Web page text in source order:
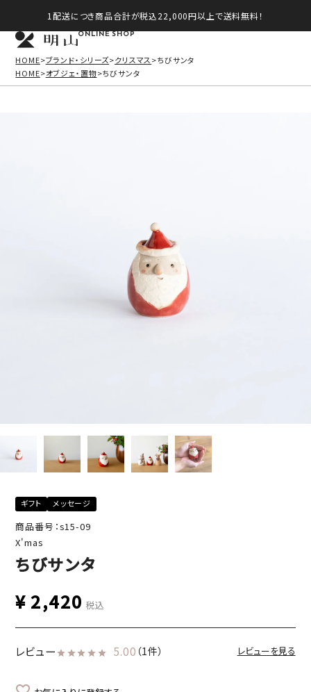
1配送につき商品合計が税込22,000円以上で送料無料！
ONLINE SHOP
HOME ブランド・シリーズ クリスマス
ちびサンタ
HOME
オブジェ・置物 ちびサンタ
ギフト メッセージ
商品番号：s15-09
X'mas
ちびサンタ
¥2,420 税込
レビュー 5.00 （1件） レビューを見る